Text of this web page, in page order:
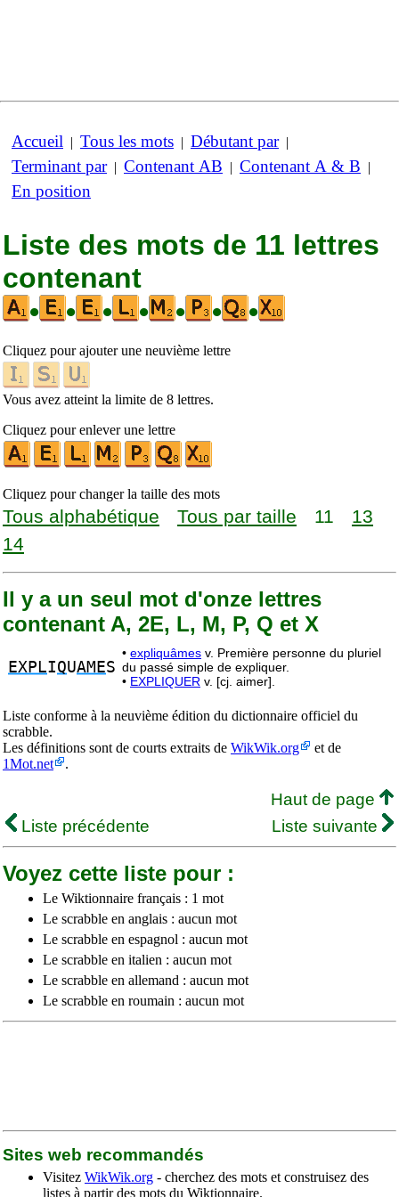
Accueil | Tous les mots | Débutant par|
Terminant par| Contenant AB | Contenant A & B |
En position
Liste des mots de 11 lettres
contenant
•
• • • • • •
Cliquez pour ajouter une neuvième lettre
Vous avez atteint la limite de 8 lettres.
Cliquez pour enlever une lettre
Cliquez pour changer la taille des mots
Tous alphabétique Tous par taille 11
13
14
Il y a un seul mot d'onze lettres
contenant A, 2E, L, M, P, Q et X
EXPLIQUAMES
• expliquâmes v. Première personne du pluriel
du passé simple de expliquer.
• EXPLIQUER v. [cj. aimer].
Liste conforme à la neuvième édition du dictionnaire officiel du
scrabble.
Les définitions sont de courts extraits de WikWik.org
et de
1Mot.net
.
Haut de page
Liste précédente
Liste suivante
Voyez cette liste pour :
Le Wiktionnaire français : 1 mot
Le scrabble en anglais : aucun mot
Le scrabble en espagnol : aucun mot
Le scrabble en italien : aucun mot
Le scrabble en allemand : aucun mot
Le scrabble en roumain : aucun mot
Sites web recommandés
Visitez WikWik.org - cherchez des mots et construisez des
listes à partir des mots du Wiktionnaire.